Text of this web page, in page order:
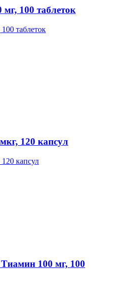
100 таблеток
120 капсул
100 мг, 100